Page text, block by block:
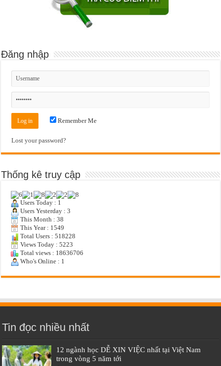
Đăng nhập
Remember Me
Lost your password?
Thống kê truy cập
Users Today : 1
Users Yesterday : 3
This Month : 38
This Year : 1549
Total Users : 518228
Views Today : 5223
Total views : 18636706
Who's Online : 1
Tin đọc nhiều nhất
12 ngành học DỄ XIN VIỆC nhất tại Việt Nam
trong vòng 5 năm tới